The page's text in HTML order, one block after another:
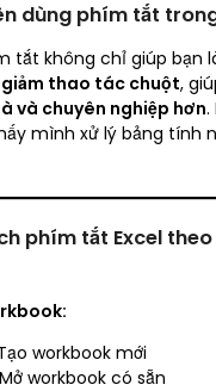
dùng phím tắt
tắt không chỉ giúp bạn
giảm thao tác chuột,
và chuyên nghiệp hơn.
mình xử lý bảng tính
phím tắt Excel
workbook mới
workbook có sẵn